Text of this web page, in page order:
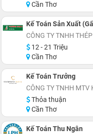
Cần Thơ
Kế Toán Sản Xuất
CÔNG TY TNHH
12 - 21 Triệu
Cần Thơ
Kế Toán Trưởng
Thỏa thuận
Cần Thơ
Kế Toán Thu Ngân